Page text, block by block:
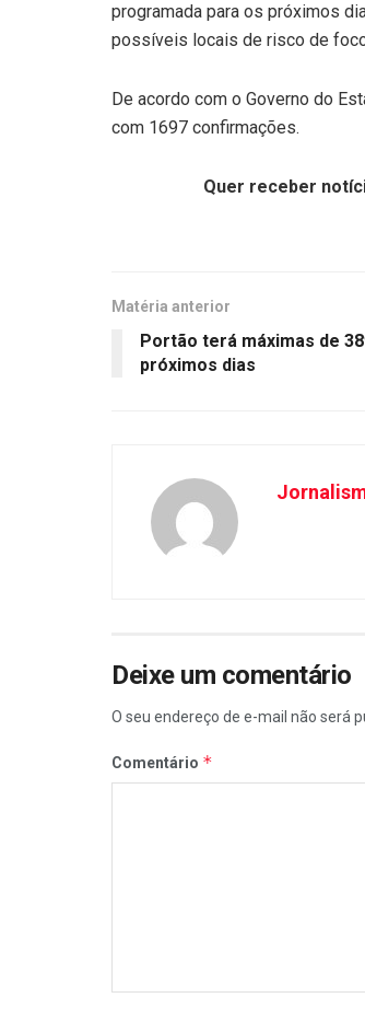
programada para os próximos
possíveis locais de risco de
De acordo com o Governo do
com 1697 confirmações.
Quer receber
Matéria anterior
Portão terá máximas de
próximos dias
Deixe um comentário
O seu endereço de e-mail não será
Comentário *